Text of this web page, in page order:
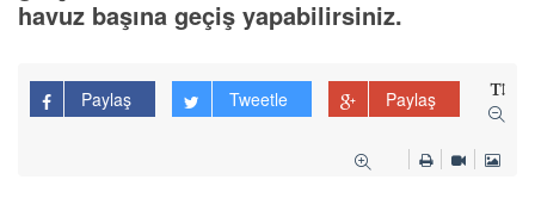
havuz başına geçiş yapabilirsiniz.
Paylaş Tweetle Paylaş